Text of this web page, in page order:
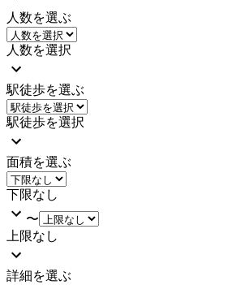
人数を選ぶ
人数を選択
駅徒歩を選ぶ
駅徒歩を選択
面積を選ぶ
下限なし
〜
上限なし
詳細を選ぶ